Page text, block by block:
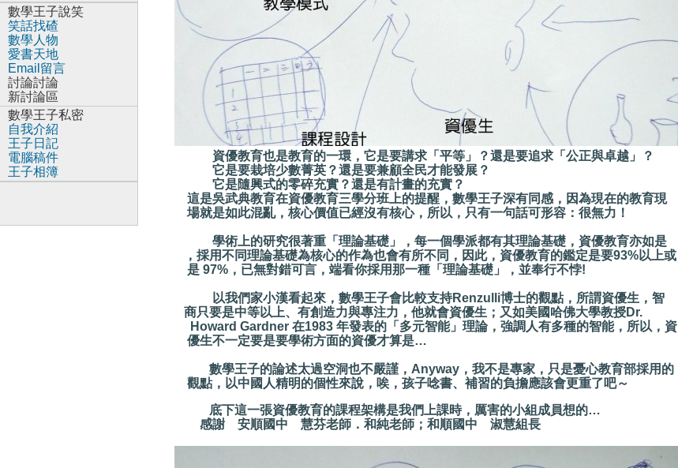
資優教育也是教育的一環，它是要講求「平等」？還是要追求「公正與卓越」？
它是要栽培少數菁英？還是要兼顧全民才能發展？
它是隨興式的零碎充實？還是有計畫的充實？
這是吳武典教育在資優教育三學分班上的提醒，數學王子深有同感，因為現在的教育現
場就是如此混亂，核心價值已經沒有核心，所以，只有一句話可形容：很無力！
學術上的研究很著重「理論基礎」，每一個學派都有其理論基礎，資優教育亦如是
，採用不同理論基礎為核心的作為也會有所不同，因此，資優教育的鑑定是要93%以上或
是 97%，已無對錯可言，端看你採用那一種「理論基礎」，並奉行不悖!
以我們家小漢看起來，數學王子會比較支持Renzulli博士的觀點，所謂資優生，智
商只要是中等以上、有創造力與專注力，他就會資優生；又如美國哈佛大學教授Dr.
Howard Gardner 在1983 年發表的「多元智能」理論，強調人有多種的智能，所以，資
優生不一定要是要學術方面的資優才算是…
數學王子的論述太過空洞也不嚴謹，Anyway，我不是專家，只是憂心教育部採用的
觀點，以中國人精明的個性來說，唉，孩子唸書、補習的負擔應該會更重了吧～
底下這一張資優教育的課程架構是我們上課時，厲害的小組成員想的…
感謝 安順國中 慧芬老師．和純老師；和順國中 淑慧組長
數學王子說笑
笑話找碴
數學人物
愛書天地
Email留言
討論討論
新討論區
數學王子私密
自我介紹
王子日記
電腦稿件
王子相簿